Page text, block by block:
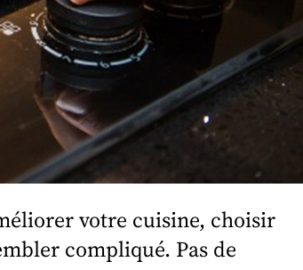
votre cuisine, choisir
compliqué. Pas de